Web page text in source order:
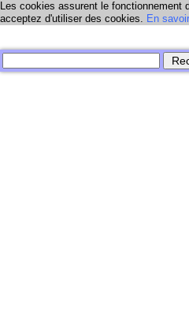
Les cookies assurent le
acceptez d'utiliser des cookies. En